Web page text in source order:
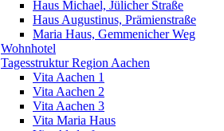
Haus Michael, Jülicher Straße
Haus Augustinus, Prämienstraße
Maria Haus, Gemmenicher Weg
Wohnhotel
Tagesstruktur Region Aachen
Vita Aachen 1
Vita Aachen 2
Vita Aachen 3
Vita Maria Haus